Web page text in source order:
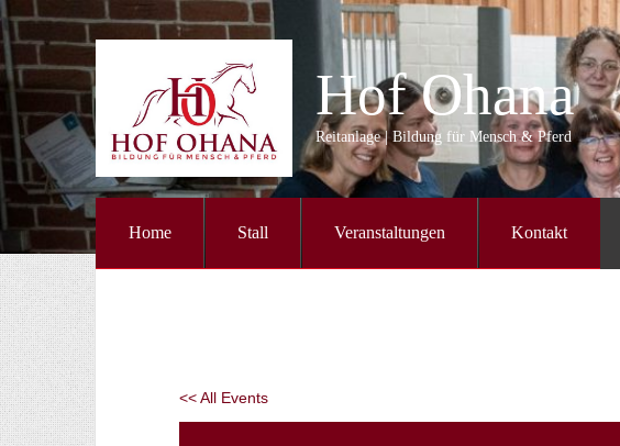
Hof Ohana
Reitanlage | Bildung für Mensch & Pferd
Home Stall Veranstaltungen Kontakt
<< All Events